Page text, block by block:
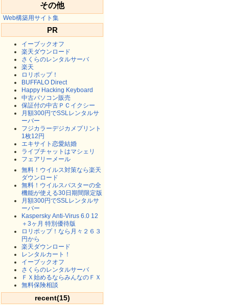
その他
Web構築用サイト集
PR
イーブックオフ
楽天ダウンロード
さくらのレンタルサーバ
楽天
ロリポップ！
BUFFALO Direct
Happy Hacking Keyboard
中古パソコン販売
保証付の中古ＰＣイクシー
月額300円でSSLレンタルサ
ーバー
フジカラーデジカメプリント
1枚12円
エキサイト恋愛結婚
ライブチャットはマシェリ
フェアリーメール
無料！ウイルス対策なら楽天
ダウンロード
無料！ウイルスバスターの全
機能が使える30日期間限定版
月額300円でSSLレンタルサ
ーバー
Kaspersky Anti-Virus 6.0 12
＋3ヶ月 特別優待版
ロリポップ！なら月々２６３
円から
楽天ダウンロード
レンタルカート！
イーブックオフ
さくらのレンタルサーバ
ＦＸ始めるならみんなのＦＸ
無料保険相談
recent(15)